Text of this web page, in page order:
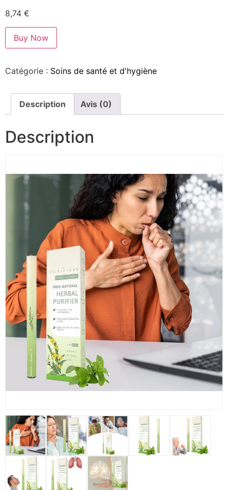
8,74 €
Buy Now
Catégorie : Soins de santé et d'hygiène
Description Avis (0)
Description